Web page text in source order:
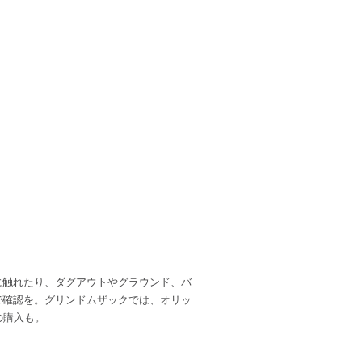
れたり、ダグアウトやグラウンド、バ
認を。グリンドムザックでは、オリッ
入も。